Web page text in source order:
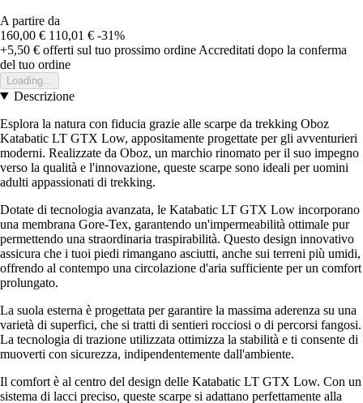
A partire da
160,00 € 110,01 € -31%
+5,50 € offerti sul tuo prossimo ordine Accreditati dopo la conferma
del tuo ordine
Loading...
Descrizione
Esplora la natura con fiducia grazie alle scarpe da trekking Oboz
Katabatic LT GTX Low, appositamente progettate per gli avventurieri
moderni. Realizzate da Oboz, un marchio rinomato per il suo impegno
verso la qualità e l'innovazione, queste scarpe sono ideali per uomini
adulti appassionati di trekking.
Dotate di tecnologia avanzata, le Katabatic LT GTX Low incorporano
una membrana Gore-Tex, garantendo un'impermeabilità ottimale pur
permettendo una straordinaria traspirabilità. Questo design innovativo
assicura che i tuoi piedi rimangano asciutti, anche sui terreni più umidi,
offrendo al contempo una circolazione d'aria sufficiente per un comfort
prolungato.
La suola esterna è progettata per garantire la massima aderenza su una
varietà di superfici, che si tratti di sentieri rocciosi o di percorsi fangosi.
La tecnologia di trazione utilizzata ottimizza la stabilità e ti consente di
muoverti con sicurezza, indipendentemente dall'ambiente.
Il comfort è al centro del design delle Katabatic LT GTX Low. Con un
sistema di lacci preciso, queste scarpe si adattano perfettamente alla